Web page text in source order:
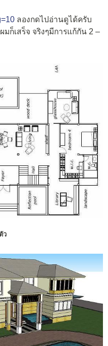
ลองกดไปอ่านดูได้ครับ
ก็เสร็จ จริงๆมีการแก้กัน 2 –
ว